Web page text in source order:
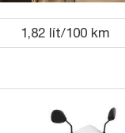
1,82 lít/100 km